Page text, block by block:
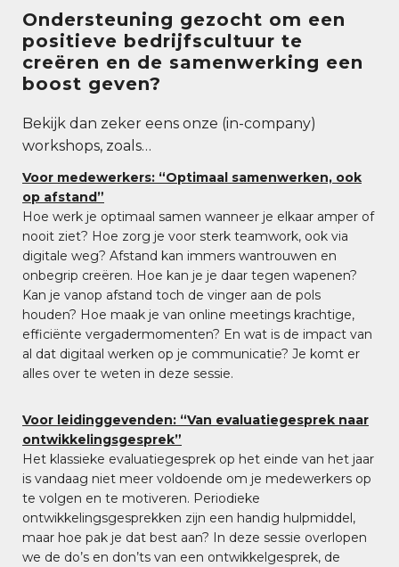
Ondersteuning gezocht om een
positieve bedrijfscultuur te
creëren en de samenwerking een
boost geven?
Bekijk dan zeker eens onze (in-company)
workshops, zoals…
Voor medewerkers: “Optimaal samenwerken, ook
op afstand”
Hoe werk je optimaal samen wanneer je elkaar amper of
nooit ziet? Hoe zorg je voor sterk teamwork, ook via
digitale weg? Afstand kan immers wantrouwen en
onbegrip creëren. Hoe kan je je daar tegen wapenen?
Kan je vanop afstand toch de vinger aan de pols
houden? Hoe maak je van online meetings krachtige,
efficiënte vergadermomenten? En wat is de impact van
al dat digitaal werken op je communicatie? Je komt er
alles over te weten in deze sessie.
Voor leidinggevenden: “Van evaluatiegesprek naar
ontwikkelingsgesprek”
Het klassieke evaluatiegesprek op het einde van het jaar
is vandaag niet meer voldoende om je medewerkers op
te volgen en te motiveren. Periodieke
ontwikkelingsgesprekken zijn een handig hulpmiddel,
maar hoe pak je dat best aan? In deze sessie overlopen
we de do’s en don’ts van een ontwikkelgesprek, de